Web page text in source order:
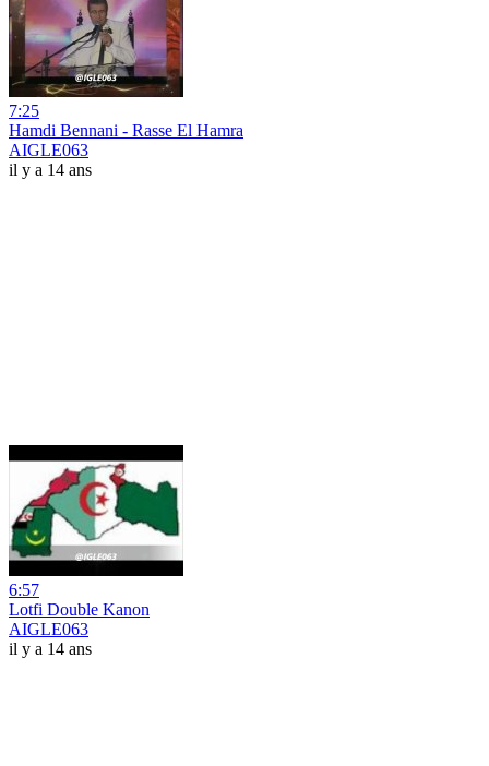
7:25
Hamdi Bennani - Rasse El Hamra
AIGLE063
il y a 14 ans
6:57
Lotfi Double Kanon
AIGLE063
il y a 14 ans